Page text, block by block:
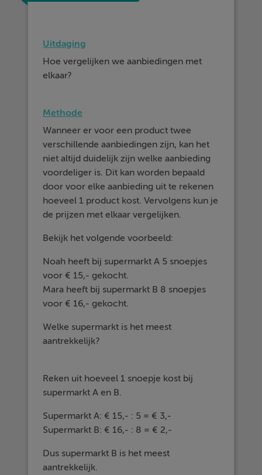
Uitdaging
Hoe vergelijken we aanbiedingen met
elkaar?
Methode
Wanneer er voor een product twee
verschillende aanbiedingen zijn, kan het
niet altijd duidelijk zijn welke aanbieding
voordeliger is. Dit kan worden bepaald
door voor elke aanbieding uit te rekenen
hoeveel 1 product kost. Vervolgens kun je
de prijzen met elkaar vergelijken.
Bekijk het volgende voorbeeld:
Noah heeft bij supermarkt A 5 snoepjes
voor € 15,- gekocht.
Mara heeft bij supermarkt B 8 snoepjes
voor € 16,- gekocht.
Welke supermarkt is het meest
aantrekkelijk?
Reken uit hoeveel 1 snoepje kost bij
supermarkt A en B.
Supermarkt A: € 15,- : 5 = € 3,-
Supermarkt B: € 16,- : 8 = € 2,-
Dus supermarkt B is het meest
aantrekkelijk.